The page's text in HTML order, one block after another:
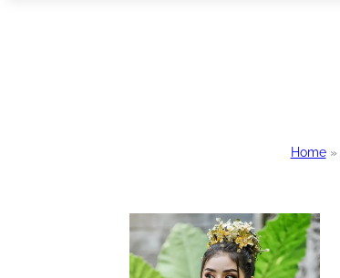
Home»